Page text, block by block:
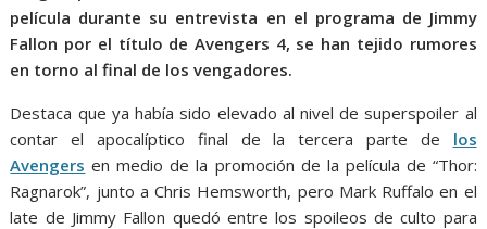
película durante su entrevista en el programa de Jimmy
Fallon por el título de Avengers 4, se han tejido rumores
en torno al final de los vengadores.
Destaca que ya había sido elevado al nivel de superspoiler al
contar el apocalíptico final de la tercera parte de los
Avengers en medio de la promoción de la película de “Thor:
Ragnarok”, junto a Chris Hemsworth, pero Mark Ruffalo en el
late de Jimmy Fallon quedó entre los spoileos de culto para